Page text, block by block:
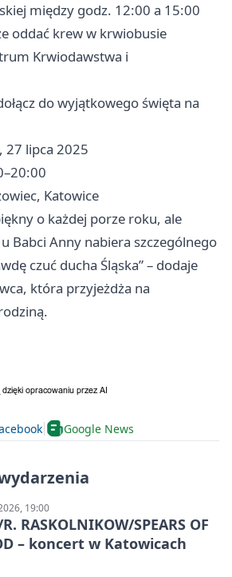
między godz. 12:00 a 15:00
oddać krew w krwiobusie
Krwiodawstwa i
do wyjątkowego święta na
27 lipca 2025
Katowice
o każdej porze roku, ale
Babci Anny nabiera szczególnego
czuć ducha Śląska” – dodaje
która przyjeżdża na
Google News
19:00
RASKOLNIKOW/SPEARS OF
– koncert w Katowicach